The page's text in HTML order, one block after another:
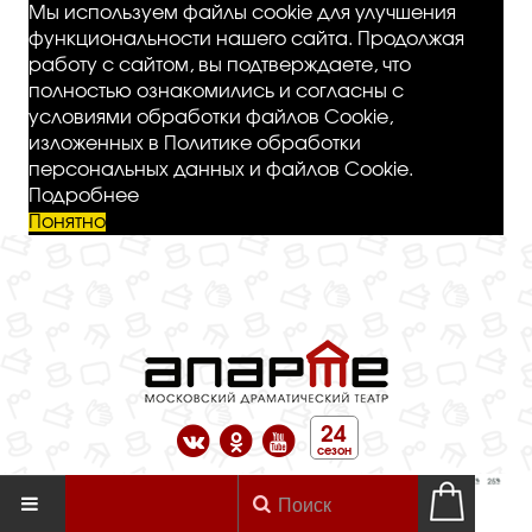
Мы используем файлы cookie для улучшения
функциональности нашего сайта. Продолжая
работу с сайтом, вы подтверждаете, что
полностью ознакомились и согласны с
условиями обработки файлов Cookie,
изложенных в Политике обработки
персональных данных и файлов Cookie.
Подробнее
Понятно
24
сезон